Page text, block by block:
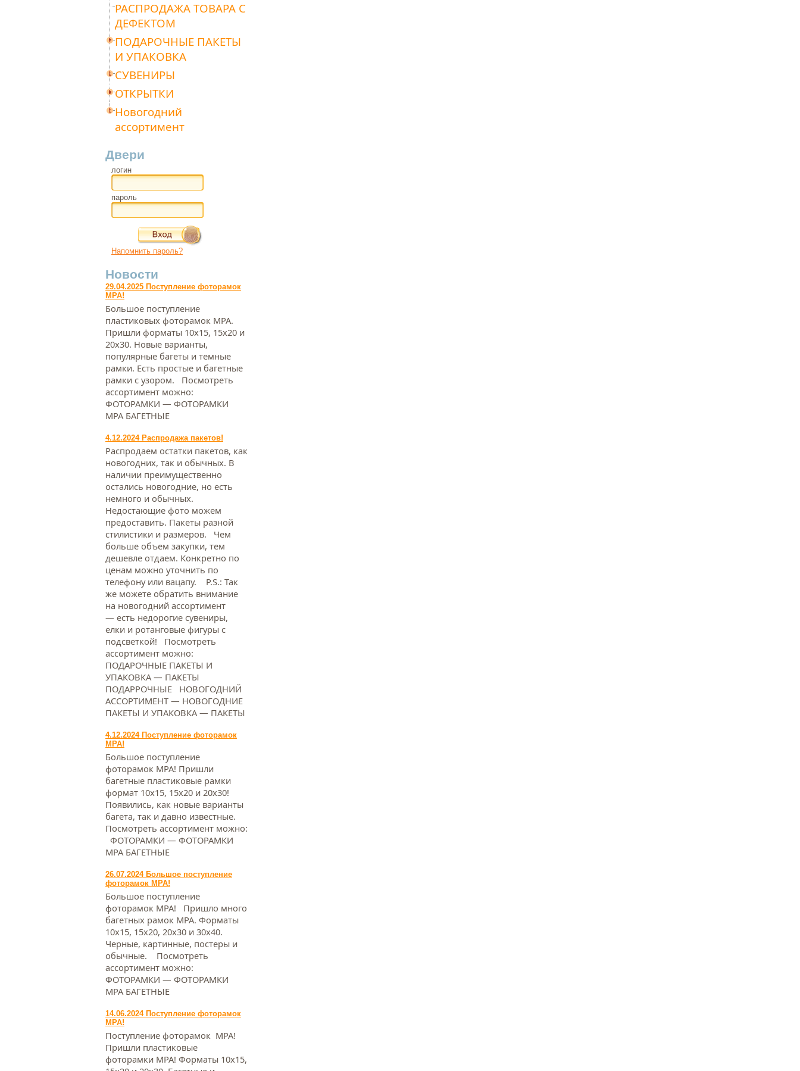
РАСПРОДАЖА ТОВАРА С
ДЕФЕКТОМ
ПОДАРОЧНЫЕ ПАКЕТЫ
И УПАКОВКА
СУВЕНИРЫ
ОТКРЫТКИ
Новогодний
ассортимент
Двери
логин
пароль
Напомнить пароль?
Новости
29.04.2025 Поступление фоторамок
МРА!
Большое поступление
пластиковых фоторамок МРА.
Пришли форматы 10х15, 15х20 и
20х30. Новые варианты,
популярные багеты и темные
рамки. Есть простые и багетные
рамки с узором. Посмотреть
ассортимент можно:
ФОТОРАМКИ — ФОТОРАМКИ
МРА БАГЕТНЫЕ
4.12.2024 Распродажа пакетов!
Распродаем остатки пакетов, как
новогодних, так и обычных. В
наличии преимущественно
остались новогодние, но есть
немного и обычных.
Недостающие фото можем
предоставить. Пакеты разной
стилистики и размеров. Чем
больше объем закупки, тем
дешевле отдаем. Конкретно по
ценам можно уточнить по
телефону или вацапу. Р.S.: Так
же можете обратить внимание
на новогодний ассортимент
— есть недорогие сувениры,
елки и ротанговые фигуры с
подсветкой! Посмотреть
ассортимент можно:
ПОДАРОЧНЫЕ ПАКЕТЫ И
УПАКОВКА — ПАКЕТЫ
ПОДАРРОЧНЫЕ НОВОГОДНИЙ
АССОРТИМЕНТ — НОВОГОДНИЕ
ПАКЕТЫ И УПАКОВКА — ПАКЕТЫ
4.12.2024 Поступление фоторамок
МРА!
Большое поступление
фоторамок МРА! Пришли
багетные пластиковые рамки
формат 10х15, 15х20 и 20х30!
Появились, как новые варианты
багета, так и давно известные.
Посмотреть ассортимент можно:
ФОТОРАМКИ — ФОТОРАМКИ
МРА БАГЕТНЫЕ
26.07.2024 Большое поступление
фоторамок МРА!
Большое поступление
фоторамок МРА! Пришло много
багетных рамок МРА. Форматы
10х15, 15х20, 20х30 и 30х40.
Черные, картинные, постеры и
обычные. Посмотреть
ассортимент можно:
ФОТОРАМКИ — ФОТОРАМКИ
МРА БАГЕТНЫЕ
14.06.2024 Поступление фоторамок
МРА!
Поступление фоторамок МРА!
Пришли пластиковые
фоторамки МРА! Форматы 10х15,